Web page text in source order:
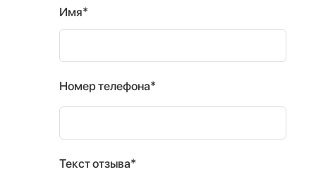
Имя*
Номер телефона*
Текст отзыва*